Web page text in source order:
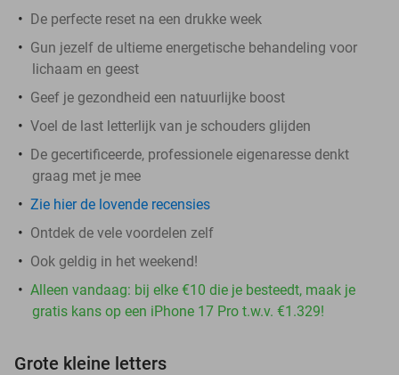
De perfecte reset na een drukke week
Gun jezelf de ultieme energetische behandeling voor
lichaam en geest
Geef je gezondheid een natuurlijke boost
Voel de last letterlijk van je schouders glijden
De gecertificeerde, professionele eigenaresse denkt
graag met je mee
Zie hier de lovende recensies
Ontdek de vele voordelen zelf
Ook geldig in het weekend!
Alleen vandaag: bij elke €10 die je besteedt, maak je
gratis kans op een iPhone 17 Pro t.w.v. €1.329!
Grote kleine letters